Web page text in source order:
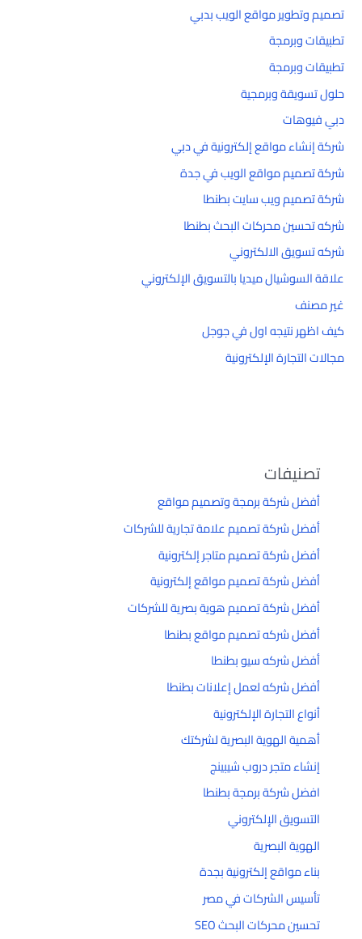
تصميم وتطوير مواقع الويب بدبي
تطبيقات وبرمجة
تطبيقات وبرمجة
حلول تسويقة وبرمجية
دبي فيوهات
شركة إنشاء مواقع إلكترونية في دبي
شركة تصميم مواقع الويب في جدة
شركة تصميم ويب سايت بطنطا
شركه تحسين محركات البحث بطنطا
شركه تسويق الالكتروني
علاقة السوشيال ميديا بالتسويق الإلكتروني
غير مصنف
كيف اظهر نتيجه اول في جوجل
مجالات التجارة الإلكترونية
تصنيفات
أفضل شركة برمجة وتصميم مواقع
أفضل شركة تصميم علامة تجارية للشركات
أفضل شركة تصميم متاجر إلكترونية
أفضل شركة تصميم مواقع إلكترونية
أفضل شركة تصميم هوية بصرية للشركات
أفضل شركه تصميم مواقع بطنطا
أفضل شركه سيو بطنطا
أفضل شركه لعمل إعلانات بطنطا
أنواع التجارة الإلكترونية
أهمية الهوية البصرية لشركتك
إنشاء متجر دروب شيبينج
افضل شركة برمجة بطنطا
التسويق الإلكتروني
الهوية البصرية
بناء مواقع إلكترونية بجدة
تأسيس الشركات في مصر
تحسين محركات البحث SEO